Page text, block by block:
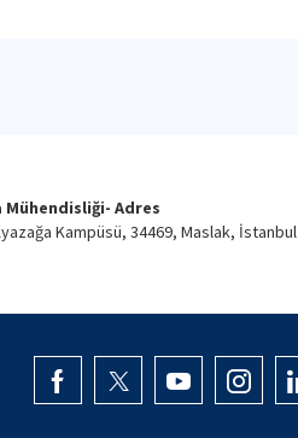
Mühendisliği- Adres
Kampüsü, 34469, Maslak, İstanbul